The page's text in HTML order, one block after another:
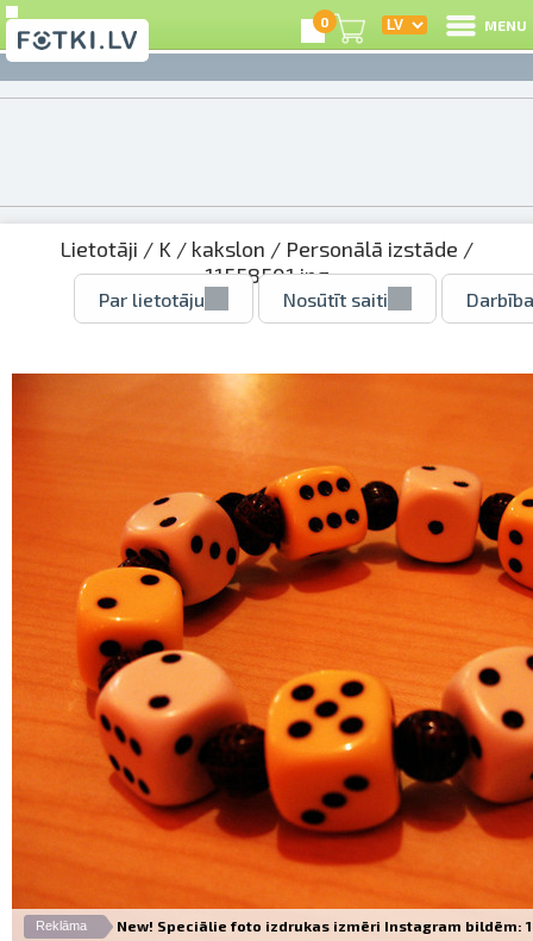
0 MENU
Lietotāji / K / kakslon / Personālā izstāde /
11558501.jpg
Par lietotāju Nosūtīt saiti
Reklāma New! Speciālie foto izdrukas izmēri Instagram bildēm: